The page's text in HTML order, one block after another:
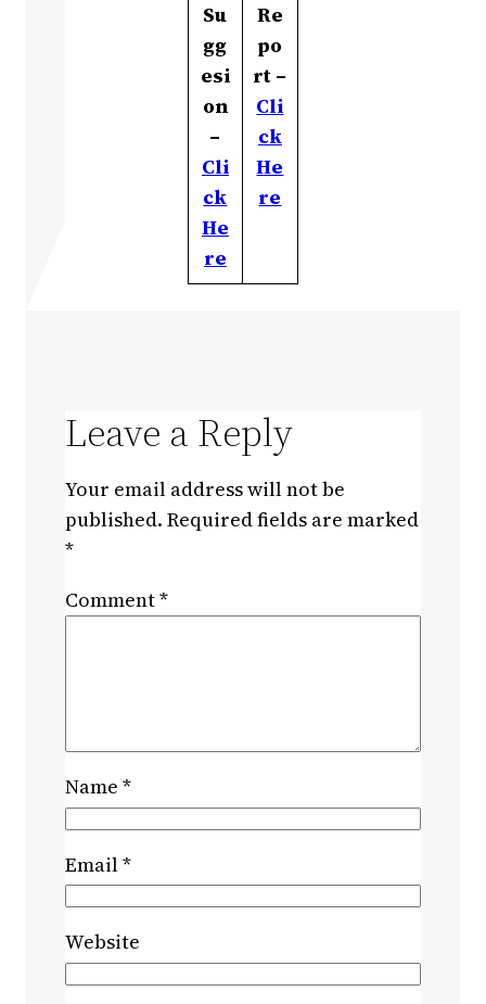
Su
gg
esi
on
–
Cli
ck
He
re
Re
po
rt –
Cli
ck
He
re
Leave a Reply
Your email address will not be
published. Required fields are marked
*
Comment*
Name *
Email*
Website